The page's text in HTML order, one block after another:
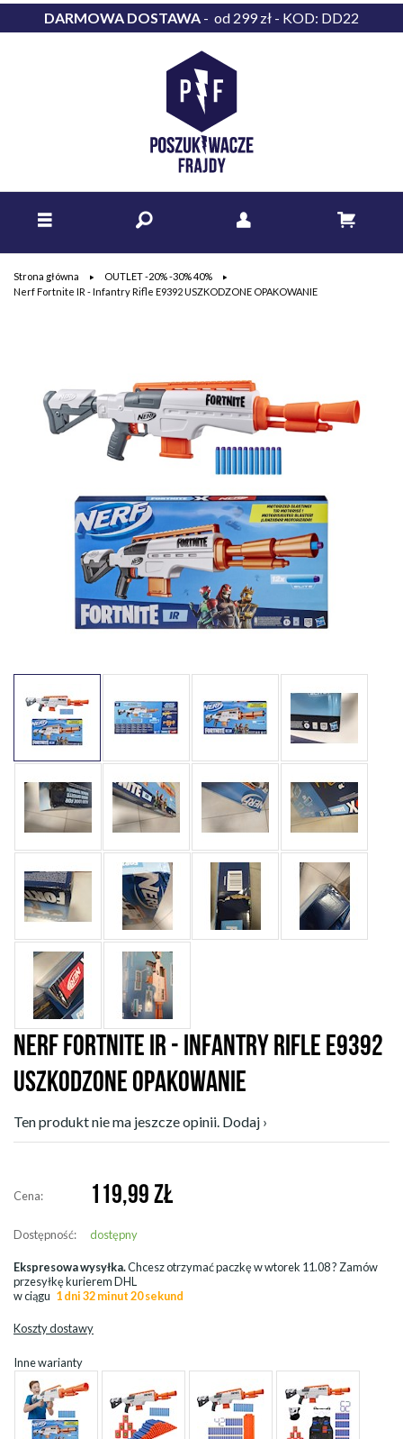
DARMOWA DOSTAWA - od 299 zł - KOD: DD22
Strona główna
OUTLET -20% -30% 40%
Nerf Fortnite IR - Infantry Rifle E9392 USZKODZONE OPAKOWANIE
NERF FORTNITE IR - INFANTRY RIFLE E9392
USZKODZONE OPAKOWANIE
Ten produkt nie ma jeszcze opinii. Dodaj ›
Cena: 119,99 ZŁ
Dostępność: dostępny
Ekspresowa wysyłka.Chcesz otrzymać paczkę wwtorek 11.08? Zamów
przesyłkę kurierem DHL
w ciągu 1 dni 32 minut 19 sekund
Koszty dostawy
Inne warianty